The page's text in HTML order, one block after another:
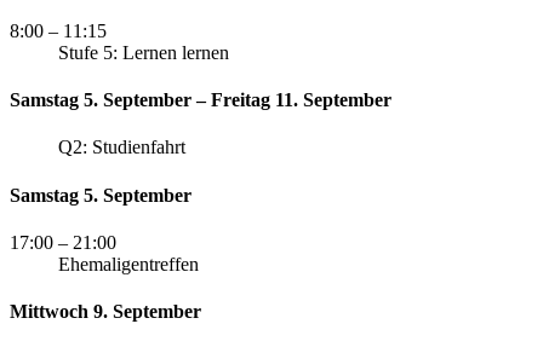
8:00 – 11:15
Stufe 5: Lernen lernen
Samstag 5. September – Freitag 11. September
Q2: Studienfahrt
Samstag 5. September
17:00 – 21:00
Ehemaligentreffen
Mittwoch 9. September